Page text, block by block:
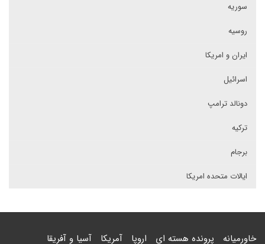
سوریه
روسیه
ایران و امریکا
اسرائیل
دونالد ترامپ
ترکیه
برجام
ایالات متحده امریکا
خاورمیانه پرونده هسته ای اروپا آمریکا آسیا و آفریقا